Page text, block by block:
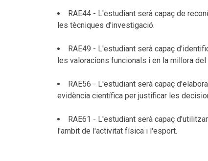
RAE44 - L'estudiant serà capaç de
les tècniques d'investigació.
RAE49 - L'estudiant serà capaç
les valoracions funcionals i en la millora
RAE56 - L'estudiant serà capaç
evidència científica per justificar les
RAE61 - L'estudiant serà capaç
l'ambit de l'activitat física i l'esport.